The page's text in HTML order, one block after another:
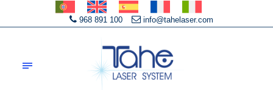
968 891 100 info@tahelaser.com